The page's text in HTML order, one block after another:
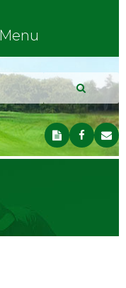
Menu